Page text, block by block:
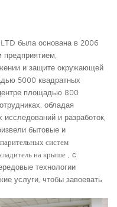
была основана в 2006
предприятием,
и защите окружающей
5000 квадратных
площадью 800
обладая
и разработок,
бытовые и
систем
на крыше
с
технологии
услуги, чтобы завоевать